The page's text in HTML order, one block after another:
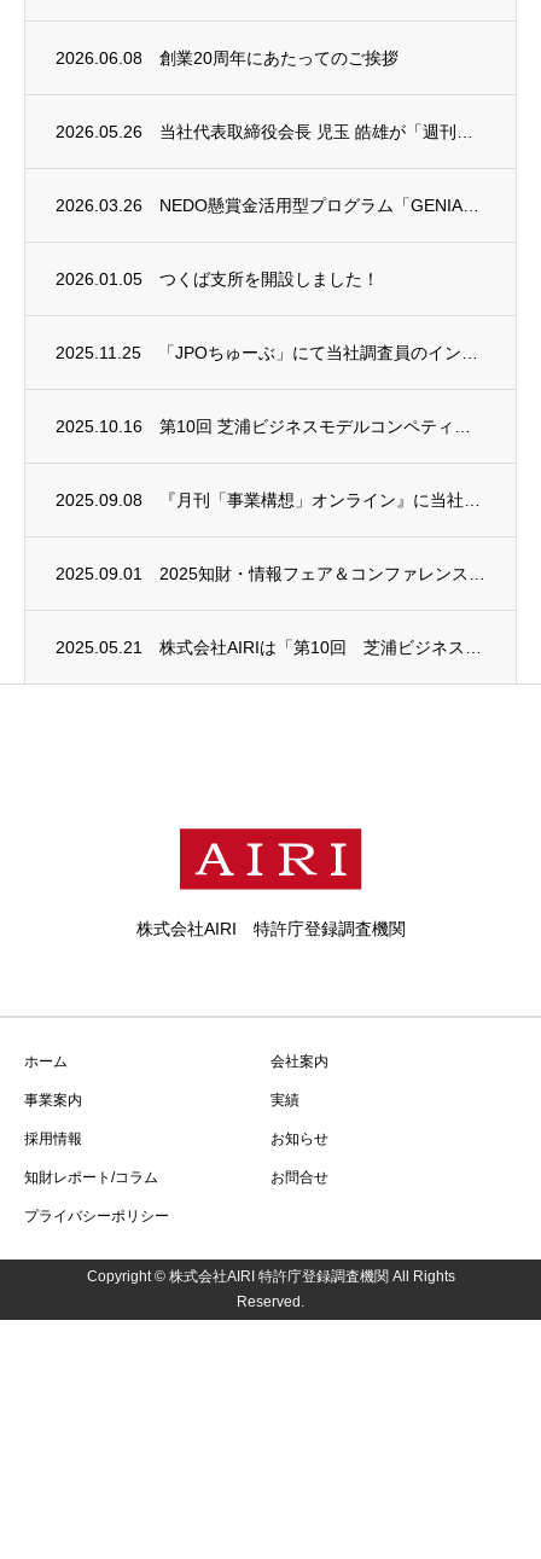
2026.06.08 創業20周年にあたってのご挨拶
2026.05.26
2026.03.26
2026.01.05 つくば支所を開設しました！
2025.11.25
2025.10.16
2025.09.08
2025.09.01
2025.05.21
株式会社AIRI 特許庁登録調査機関
ホーム 会社案内
事業案内 実績
採用情報 お知らせ
知財レポート/コラム お問合せ
プライバシーポリシー
Copyright © 株式会社AIRI 特許庁登録調査機関 All Rights
Reserved.